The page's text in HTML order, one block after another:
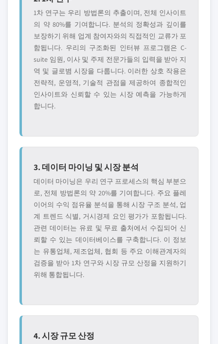
1차 연구는 우리 방법론의 추출이며, 전체 인사이트
의 약 80%를 기여합니다. 분석의 정확성과 깊이를
보장하기 위해 업계 참여자와의 직접적인 교류가 포
함됩니다. 우리의 구조화된 인터뷰 프로그램은 C-
suite 임원, 이사 및 주제 전문가들의 입력을 받아 지
역 및 글로볌 시장을 다룹니다. 이러한 상호 작용은
전략적, 운영적, 기술적 관점을 제공하여 종합적인
인사이트와 신뢰할 수 있는 시장 예측을 가능하게
합니다.
3. 데이터 마이닝 및 시장 분석
데이터 마이닝은 우리 연구 프로세스의 핵심 부분으
로, 전체 방법론의 약 20%를 기여합니다. 주요 플레
이어의 수익 점유율 분석을 통해 시장 구조 분석, 업
계 트렌드 식별, 거시경제 요인 평가가 포함됩니다.
관련 데이터는 유료 및 무료 출처에서 수집되어 신
뢰할 수 있는 데이터베이스를 구축합니다. 이 정보
는 유통업체, 제조업체, 협회 등 주요 이해관계자의
검증을 받아 1차 연구와 시장 규모 산정을 지원하기
위해 통합됩니다.
4. 시장 규모 산정